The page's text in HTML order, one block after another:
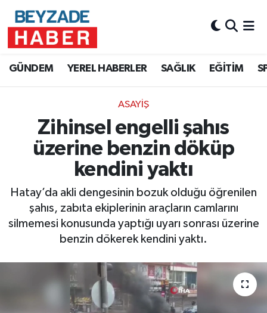
GÜNDEM YEREL HABERLER SAĞLIK EĞİTİM
ASAYİŞ
Zihinsel engelli şahıs
üzerine benzin döküp
kendini yaktı
Hatay’da akli dengesinin bozuk olduğu öğrenilen
şahıs, zabıta ekiplerinin araçların camlarını
silmemesi konusunda yaptığı uyarı sonrası üzerine
benzin dökerek kendini yaktı.
Hava Durumu
Süper Lig Puan Durumu ve Fikstür
Tüm Manşetler
Son Dakika Haberleri
Haber Arşivi